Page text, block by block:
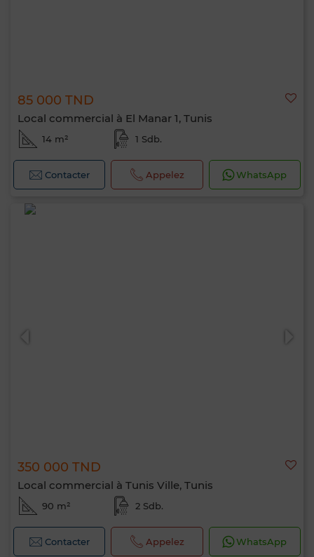
85 000 TND
Local commercial à El Manar 1, Tunis
14 m² 1 Sdb.
Contacter Appelez WhatsApp
350 000 TND
Local commercial à Tunis Ville, Tunis
90 m² 2 Sdb.
Contacter Appelez WhatsApp